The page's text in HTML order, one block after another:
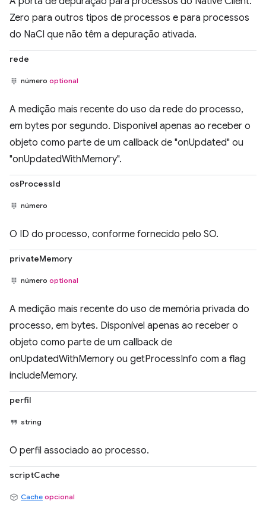
Zero para outros tipos de processos e para processos
do NaCl que não têm a depuração ativada.
rede
número optional
A medição mais recente do uso da rede do processo,
em bytes por segundo. Disponível apenas ao receber o
objeto como parte de um callback de "onUpdated" ou
"onUpdatedWithMemory".
osProcessId
número
O ID do processo, conforme fornecido pelo SO.
privateMemory
número optional
A medição mais recente do uso de memória privada do
processo, em bytes. Disponível apenas ao receber o
objeto como parte de um callback de
onUpdatedWithMemory ou getProcessInfo com a flag
includeMemory.
perfil
string
O perfil associado ao processo.
scriptCache
Cache opcional